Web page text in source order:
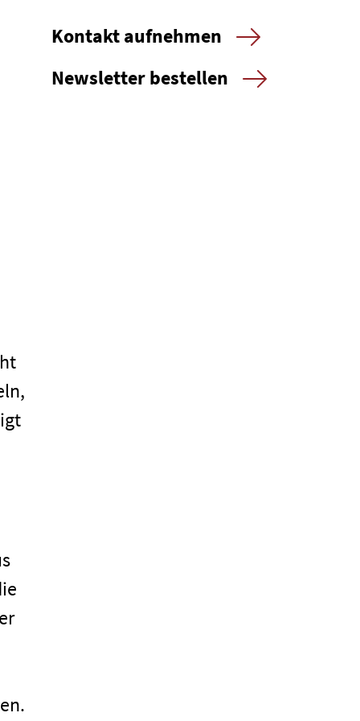
Kontakt aufnehmen
Newsletter bestellen